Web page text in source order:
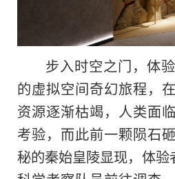
步入时空之门，体
的虚拟空间奇幻旅程，
资源逐渐枯竭，人类面
考验，而此前一颗陨石
秘的秦始皇陵显现，体验